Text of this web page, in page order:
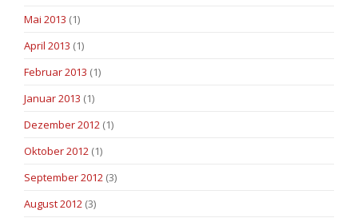
Mai 2013 (1)
April 2013 (1)
Februar 2013 (1)
Januar 2013 (1)
Dezember 2012 (1)
Oktober 2012 (1)
September 2012 (3)
August 2012 (3)